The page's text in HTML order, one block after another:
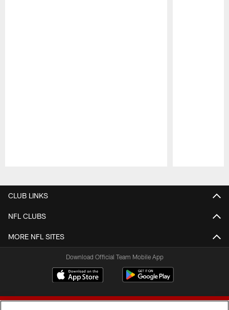
CLUB LINKS
NFL CLUBS
MORE NFL SITES
Download Official Team Mobile App